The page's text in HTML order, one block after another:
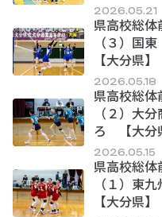
2026.05.21
県高校総
（３）国
【大分県】
2026.05.18
県高校総
（２）大
ろ 【大分
2026.05.15
県高校総
（１）東
【大分県】